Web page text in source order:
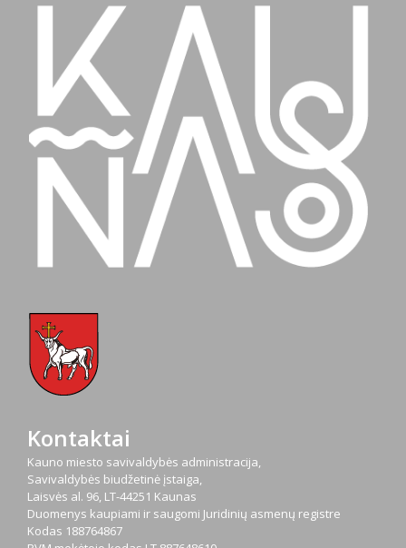
Kontaktai
Kauno miesto savivaldybės administracija,
Savivaldybės biudžetinė įstaiga,
Laisvės al. 96, LT-44251 Kaunas
Duomenys kaupiami ir saugomi Juridinių asmenų registre
Kodas 188764867